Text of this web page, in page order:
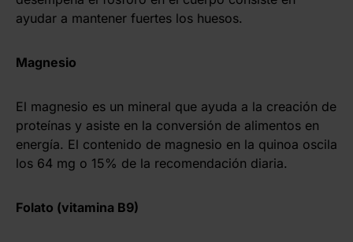
ayudar a mantener fuertes los huesos.
Magnesio
El magnesio es un mineral que ayuda a la creación de
proteínas y asiste en la conversión de alimentos en
energía. El contenido de magnesio en la quinoa oscila
los 64 mg o 15% de la recomendación diaria.
Folato (vitamina B9)